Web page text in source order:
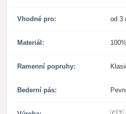
Vhodné pro: od 3
Materiál:
Ramenní popruhy:
Bederní pás: